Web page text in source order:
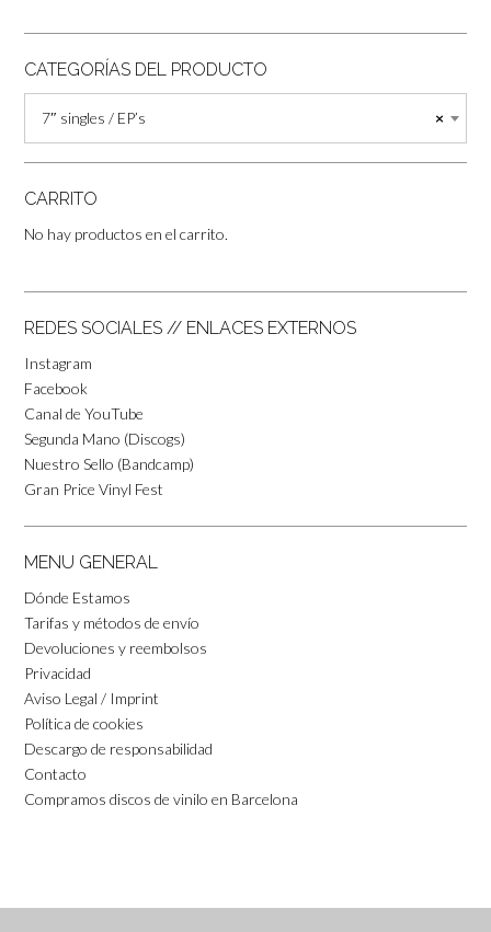
CATEGORÍAS DEL PRODUCTO
×
7″ singles / EP’s
CARRITO
No hay productos en el carrito.
REDES SOCIALES // ENLACES EXTERNOS
Instagram
Facebook
Canal de YouTube
Segunda Mano (Discogs)
Nuestro Sello (Bandcamp)
Gran Price Vinyl Fest
MENU GENERAL
Dónde Estamos
Tarifas y métodos de envío
Devoluciones y reembolsos
Privacidad
Aviso Legal / Imprint
Política de cookies
Descargo de responsabilidad
Contacto
Compramos discos de vinilo en Barcelona